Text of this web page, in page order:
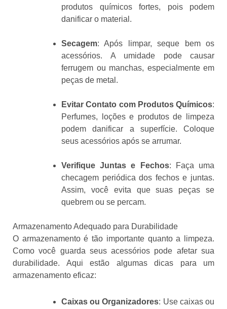
produtos químicos fortes, pois podem
danificar o material.
Secagem: Após limpar, seque bem os
acessórios. A umidade pode causar
ferrugem ou manchas, especialmente em
peças de metal.
Evitar Contato com Produtos Químicos:
Perfumes, loções e produtos de limpeza
podem danificar a superfície. Coloque
seus acessórios após se arrumar.
Verifique Juntas e Fechos: Faça uma
checagem periódica dos fechos e juntas.
Assim, você evita que suas peças se
quebrem ou se percam.
Armazenamento Adequado para Durabilidade
O armazenamento é tão importante quanto a limpeza.
Como você guarda seus acessórios pode afetar sua
durabilidade. Aqui estão algumas dicas para um
armazenamento eficaz:
Caixas ou Organizadores: Use caixas ou